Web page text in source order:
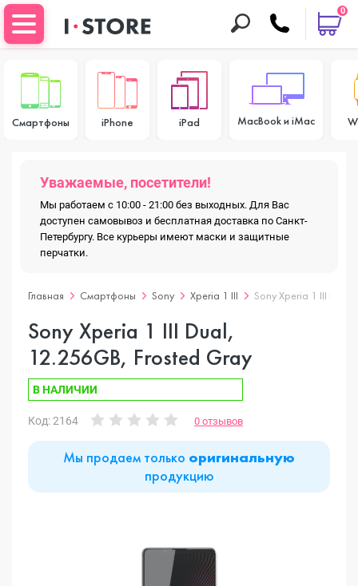
0
Смартфоны iPhone iPad MacBook и iMac
Уважаемые, посетители!
Мы работаем с 10:00 - 21:00 без выходных. Для Вас
доступен самовывоз и бесплатная доставка по Санкт-
Петербургу. Все курьеры имеют маски и защитные
перчатки.
Главная Смартфоны Sony Xperia 1 III Sony Xperia 1 III
Sony Xperia 1 III Dual,
12.256GB, Frosted Gray
В НАЛИЧИИ
Код: 2164 0 отзывов
Мы продаем только оригинальную
продукцию